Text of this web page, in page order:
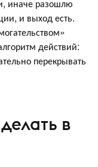
иначе разошлю
и выход есть.
действий:
перекрывать
в